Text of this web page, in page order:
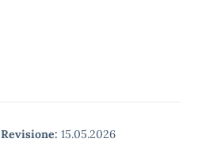
Revisione: 15.05.2026